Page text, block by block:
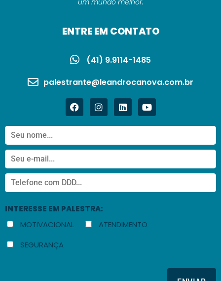
ENTRE EM CONTATO
(41) 9.9114-1485
palestrante@leandrocanova.com.br
INTERESSE EM PALESTRA:
MOTIVACIONAL
ATENDIMENTO
SEGURANÇA